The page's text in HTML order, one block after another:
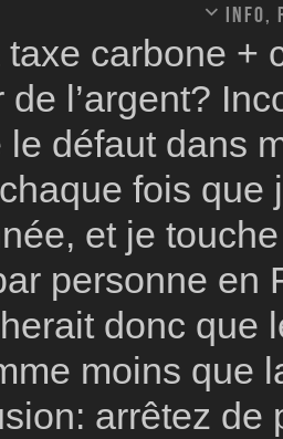
Info,
taxe carbone +
de l’argent?
le défaut dans
fois que
et je
personne en
donc que
moins que
arrêtez de